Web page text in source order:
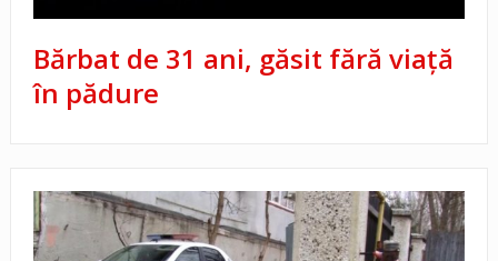
Bărbat de 31 ani, găsit fără viață
în pădure